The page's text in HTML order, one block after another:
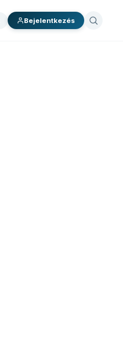
Bejelentkezés